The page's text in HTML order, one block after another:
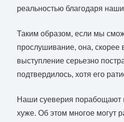
реальностью благодаря
Таким образом, если мы
прослушивание, она, скорее
выступление серьезно
подтвердилось, хотя его
Наши суеверия порабощают
хуже. Об этом многое могут